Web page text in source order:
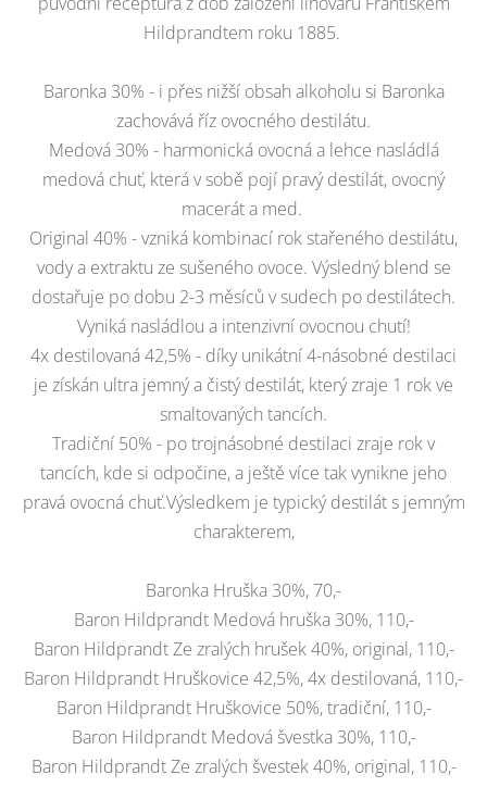
Hildprandtem roku 1885.
Baronka 30% - i přes nižší obsah alkoholu si Baronka
zachovává říz ovocného destilátu.
Medová 30% - harmonická ovocná a lehce nasládlá
medová chuť, která v sobě pojí pravý destilát, ovocný
macerát a med.
Original 40% - vzniká kombinací rok stařeného destilátu,
vody a extraktu ze sušeného ovoce. Výsledný blend se
dostařuje po dobu 2-3 měsíců v sudech po destilátech.
Vyniká nasládlou a intenzivní ovocnou chutí!
4x destilovaná 42,5% - díky unikátní 4-násobné destilaci
je získán ultra jemný a čistý destilát, který zraje 1 rok ve
smaltovaných tancích.
Tradiční 50% - po trojnásobné destilaci zraje rok v
tancích, kde si odpočine, a ještě více tak vynikne jeho
pravá ovocná chuť.Výsledkem je typický destilát s jemným
charakterem,
Baronka Hruška 30%, 70,-
Baron Hildprandt Medová hruška 30%, 110,-
Baron Hildprandt Ze zralých hrušek 40%, original, 110,-
Baron Hildprandt Hruškovice 42,5%, 4x destilovaná, 110,-
Baron Hildprandt Hruškovice 50%, tradiční, 110,-
Baron Hildprandt Medová švestka 30%, 110,-
Baron Hildprandt Ze zralých švestek 40%, original, 110,-